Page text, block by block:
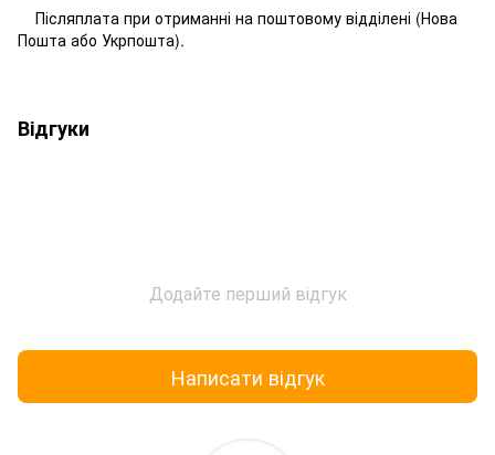
Післяплата при отриманні на поштовому відділені (Нова
Пошта або Укрпошта).
Відгуки
Додайте перший відгук
Написати відгук